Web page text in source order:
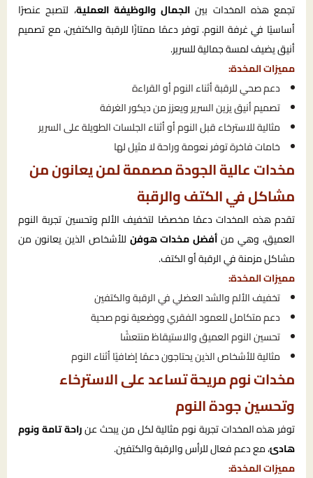
تجمع هذه المخدات بين الجمال والوظيفة العملية، لتصبح عنصرًا
أساسيًا في غرفة النوم. توفر دعمًا ممتازًا للرقبة والكتفين، مع تصميم
أنيق يضيف لمسة جمالية للسرير.
مميزات المخدة:
دعم صحي للرقبة أثناء النوم أو القراءة
تصميم أنيق يزين السرير ويعزز من ديكور الغرفة
مثالية للاسترخاء قبل النوم أو أثناء الجلسات الطويلة على السرير
خامات فاخرة توفر نعومة وراحة لا مثيل لها
مخدات عالية الجودة مصممة لمن يعانون من
مشاكل في الكتف والرقبة
تقدم هذه المخدات دعمًا مخصصًا لتخفيف الألم وتحسين تجربة النوم
العميق، وهي منأفضل مخدات هوفن للأشخاص الذين يعانون من
مشاكل مزمنة في الرقبة أو الكتف.
مميزات المخدة:
تخفيف الألم والشد العضلي في الرقبة والكتفين
دعم متكامل للعمود الفقري ووضعية نوم صحية
تحسين النوم العميق والاستيقاظ منتعشًا
مثالية للأشخاص الذين يحتاجون دعمًا إضافيًا أثناء النوم
مخدات نوم مريحة تساعد على الاسترخاء
وتحسين جودة النوم
توفر هذه المخدات تجربة نوم مثالية لكل من يبحث عنراحة تامة ونوم
هادئ، مع دعم فعال للرأس والرقبة والكتفين.
مميزات المخدة: